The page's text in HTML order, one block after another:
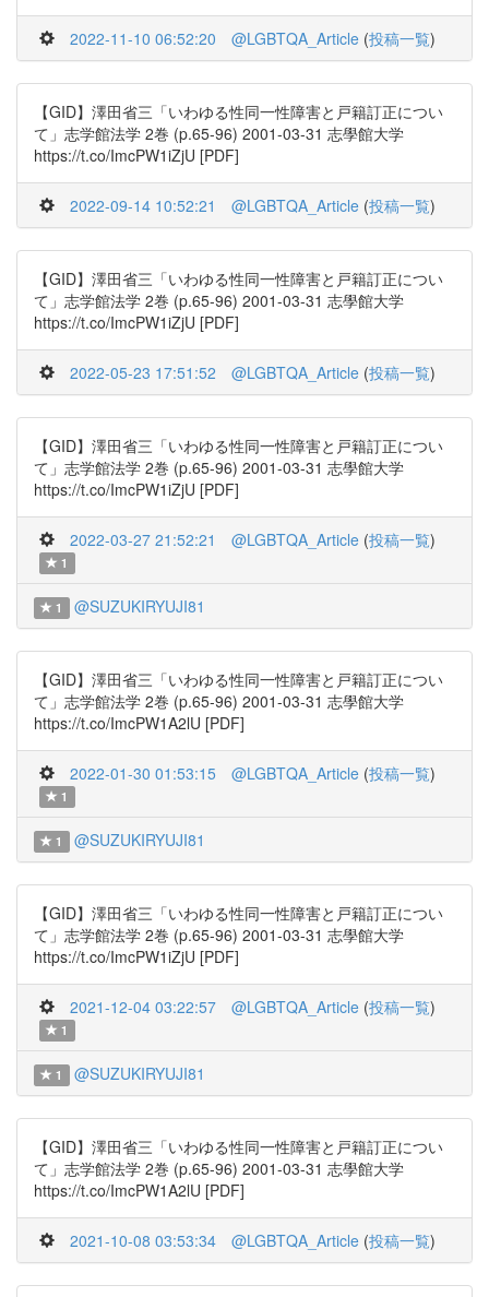
2022-11-10 06:52:20 @LGBTQA_Article (投稿一覧)
【GID】澤田省三「いわゆる性同一性障害と戸籍訂正につい
て」志学館法学 2巻 (p.65-96) 2001-03-31 志學館大学
https://t.co/ImcPW1iZjU [PDF]
2022-09-14 10:52:21 @LGBTQA_Article (投稿一覧)
【GID】澤田省三「いわゆる性同一性障害と戸籍訂正につい
て」志学館法学 2巻 (p.65-96) 2001-03-31 志學館大学
https://t.co/ImcPW1iZjU [PDF]
2022-05-23 17:51:52 @LGBTQA_Article (投稿一覧)
【GID】澤田省三「いわゆる性同一性障害と戸籍訂正につい
て」志学館法学 2巻 (p.65-96) 2001-03-31 志學館大学
https://t.co/ImcPW1iZjU [PDF]
2022-03-27 21:52:21 @LGBTQA_Article (投稿一覧)
1
1 @SUZUKIRYUJI81
【GID】澤田省三「いわゆる性同一性障害と戸籍訂正につい
て」志学館法学 2巻 (p.65-96) 2001-03-31 志學館大学
https://t.co/ImcPW1A2lU [PDF]
2022-01-30 01:53:15 @LGBTQA_Article (投稿一覧)
1
1 @SUZUKIRYUJI81
【GID】澤田省三「いわゆる性同一性障害と戸籍訂正につい
て」志学館法学 2巻 (p.65-96) 2001-03-31 志學館大学
https://t.co/ImcPW1iZjU [PDF]
2021-12-04 03:22:57 @LGBTQA_Article (投稿一覧)
1
1 @SUZUKIRYUJI81
【GID】澤田省三「いわゆる性同一性障害と戸籍訂正につい
て」志学館法学 2巻 (p.65-96) 2001-03-31 志學館大学
https://t.co/ImcPW1A2lU [PDF]
2021-10-08 03:53:34 @LGBTQA_Article (投稿一覧)